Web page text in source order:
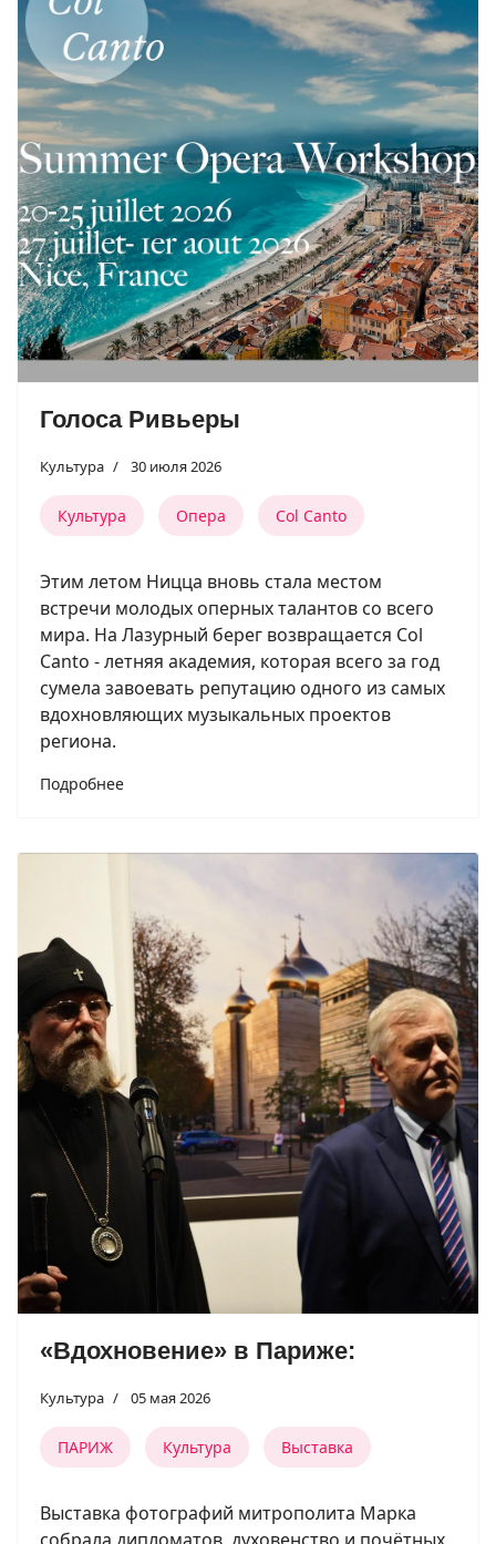
Голоса Ривьеры
Культура 30 июля 2026
Культура Опера Col Canto
Этим летом Ницца вновь стала местом
встречи молодых оперных талантов со всего
мира. На Лазурный берег возвращается Col
Canto - летняя академия, которая всего за год
сумела завоевать репутацию одного из самых
вдохновляющих музыкальных проектов
региона.
Подробнее
«Вдохновение» в Париже:
Культура 05 мая 2026
ПАРИЖ Культура Выставка
Выставка фотографий митрополита Марка